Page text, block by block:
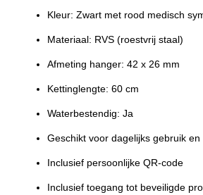
Kleur: Zwart met rood medisch
Materiaal: RVS (roestvrij staal)
Afmeting hanger: 42 x 26 mm
Kettinglengte: 60 cm
Waterbestendig: Ja
Geschikt voor dagelijks gebruik en
Inclusief persoonlijke QR-code
Inclusief toegang tot beveiligde